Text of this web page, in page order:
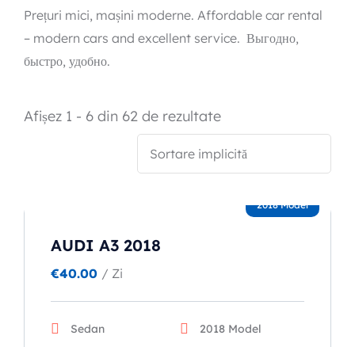
SUV
Prețuri mici, mașini moderne. Affordable car rental
– modern cars and excellent service. Выгодно,
быстро, удобно.
Afișez 1 - 6 din 62 de rezultate
2018 Model
AUDI A3 2018
€40.00 / Zi
Sedan
2018 Model